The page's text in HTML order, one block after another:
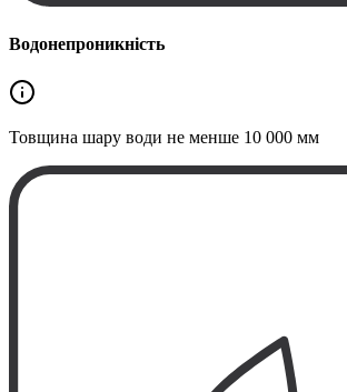
Водонепроникність
Товщина шару води не менше 10 000 мм